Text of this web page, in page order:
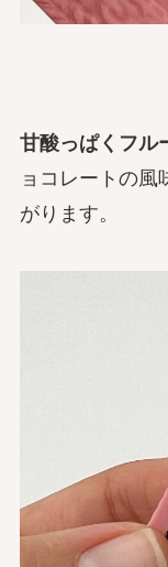
甘酸っぱくフル
ョコレートの風
がります。